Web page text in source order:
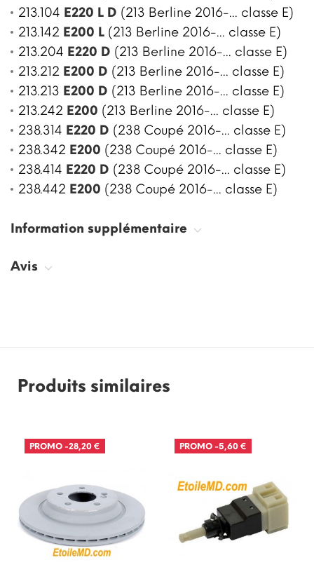
213.104 E220 L D (213 Berline 2016-... classe E)
213.142 E200 L (213 Berline 2016-... classe E)
213.204 E220 D (213 Berline 2016-... classe E)
213.212 E200 D (213 Berline 2016-... classe E)
213.213 E200 D (213 Berline 2016-... classe E)
213.242 E200 (213 Berline 2016-... classe E)
238.314 E220 D (238 Coupé 2016-... classe E)
238.342 E200 (238 Coupé 2016-... classe E)
238.414 E220 D (238 Coupé 2016-... classe E)
238.442 E200 (238 Coupé 2016-... classe E)
Information supplémentaire
Avis
Produits similaires
PROMO -28,20 € PROMO -5,60 €